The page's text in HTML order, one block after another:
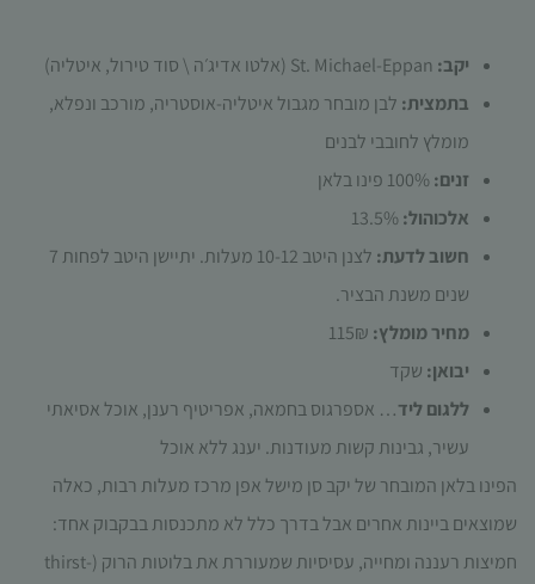
יקב:
בתמצית: לבן מובחר מגבול איטליה-אוסטריה, מורכב ונפלא,
מומלץ לחובבי לבנים
זנים:
אלכוהול: 13.5%
חשוב לדעת:
לצנן היטב 10-12 מעלות. יתיישן היטב לפחות 7
שנים משנת הבציר.
מחיר מומלץ:
יבואן: שקד
ללגום ליד… אספרגוס בחמאה, אפריטיף רענן, אוכל אסיאתי
עשיר, גבינות קשות מעודנות. יענג ללא אוכל
הפינו בלאן המובחר של יקב סן מישל אפן מרכז מעלות רבות, כאלה
שמוצאים ביינות אחרים אבל בדרך כלל לא מתכנסות בבקבוק אחד:
חמיצות רעננה ומחייה, עסיסיות שמעוררת את בלוטות הרוק (thirst-
הם נדרשים
האתר.
לשפר את
תפקוד האתר
חוויית
משתמש
שלנו יעבוד
בצורה